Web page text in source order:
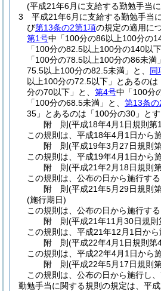
(平成21年6月に支給する勤勉手当
3
平成21年6月に支給する勤勉手当
び第13条の2第1項の規定の適用に
第1号中「100分の86以上100分の
「100分の82.5以上100分の140以下
「100分の78.5以上100分の86未
75.5以上100分の82.5未満」と、 同
以上100分の72.5以下」とあるの
分の70以下」と、 第4号中「100分
「100分の68.5未満」と、 第13条
35」とあるのは「100分の30」とす
附 則(平成18年4月1日規則第
この規則は、平成18年4月1日から
附 則(平成19年3月27日規則
この規則は、平成19年4月1日から
附 則(平成21年2月18日規則
この規則は、公布の日から施行する
附 則(平成21年5月29日規則
(施行期日)
この規則は、公布の日から施行する
附 則(平成21年11月30日規則
この規則は、平成21年12月1日から
附 則(平成22年4月1日規則第
この規則は、平成22年4月1日から
附 則(平成22年5月17日規則
この規則は、公布の日から施行し
勤勉手当に関する規則の規定は、平